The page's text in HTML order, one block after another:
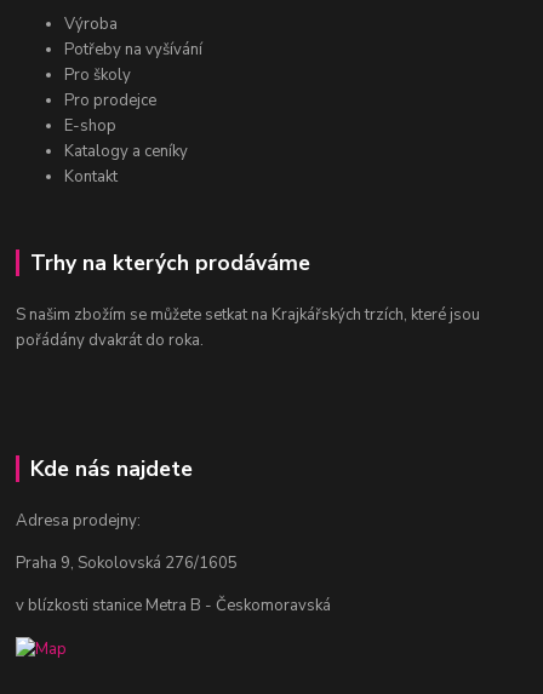
Výroba
Potřeby na vyšívání
Pro školy
Pro prodejce
E-shop
Katalogy a ceníky
Kontakt
Trhy na kterých prodáváme
S našim zbožím se můžete setkat na Krajkářských trzích, které jsou
pořádány dvakrát do roka.
Kde nás najdete
Adresa prodejny:
Praha 9, Sokolovská 276/1605
v blízkosti stanice Metra B - Českomoravská